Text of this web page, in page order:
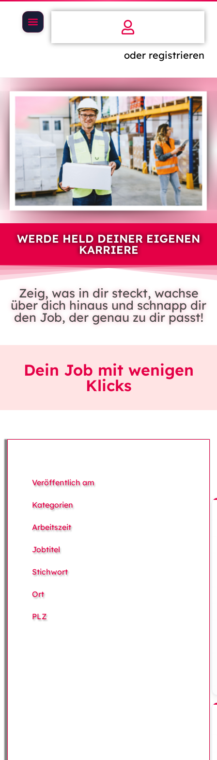
oder registrieren
WERDE HELD DEINER EIGENEN
KARRIERE
Zeig, was in dir steckt, wachse
über dich hinaus und schnapp dir
den Job, der genau zu dir passt!
Dein Job mit wenigen
Klicks
Veröffentlich am
Kategorien
Arbeitszeit
Jobtitel
Stichwort
Ort
PLZ